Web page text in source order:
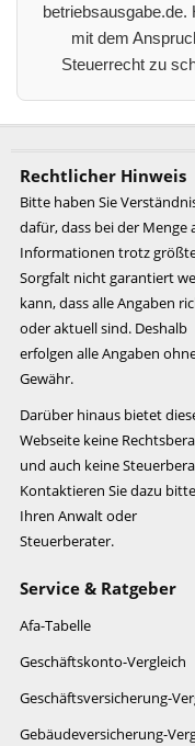
mit dem
Steuerrecht zu
Rechtlicher Hinweis
Bitte haben Sie
dafür, dass bei der Menge
Informationen trotz
Sorgfalt nicht garantiert
kann, dass alle Angaben
oder aktuell sind. Deshalb
erfolgen alle Angaben
Gewähr.
Darüber hinaus bietet
Webseite keine
und auch keine
Kontaktieren Sie dazu bitte
Ihren Anwalt oder
Steuerberater.
Service & Ratgeber
Afa-Tabelle
Geschäftskonto-Vergleich
Geschäftsversicherung-
Gebäudeversicherung-